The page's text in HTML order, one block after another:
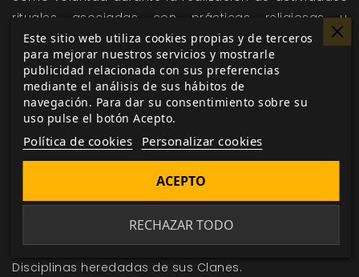
rituales asociadas con prácticas religiosas u
ocultistas mortales, estos Vástagos aprendieron a
crear lo que se puede describir como pseudo-
Disciplinas: Poderes basados en la Sangre que
imitaban la estructura de Disciplinas, pero que no
eran heredables por el Chiquillo propio ni estaban
abiertas a manifestaciones de nivel de los Antiguos.
Con el tiempo, estas pseudo-Disciplinas llegaron a
ser conocidas como Magia de Sangre. Inferiores a las
verdaderas Disciplinas en muchos aspectos, las
diversas Sendas de Magia de Sangre nunca fueron
tan fáciles de aprender para los Vástagos como las
Disciplinas heredadas de sus Clanes.
Este sitio web utiliza cookies propias y de terceros
para mejorar nuestros servicios y mostrarle
publicidad relacionada con sus preferencias
mediante el análisis de sus hábitos de
navegación. Para dar su consentimiento sobre su
uso pulse el botón Acepto.
Política de cookies Personalizar cookies
RECHAZAR TODO
ACEPTO